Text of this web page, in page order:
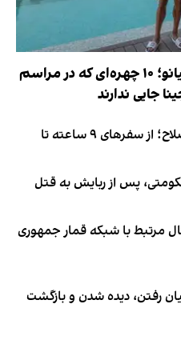
لیست ممنوعه کریستیانو؛ ۱۰ چهره‌ای که در مراسم
جایی ندارند
روایت فداکاری‌های محمد صلاح؛ از سفرهای ۹ ساعته تا
پس از ربایش به قتل
مرتبط با شبکه قمار جمهوری
رفتن، دیده شدن و بازگشت